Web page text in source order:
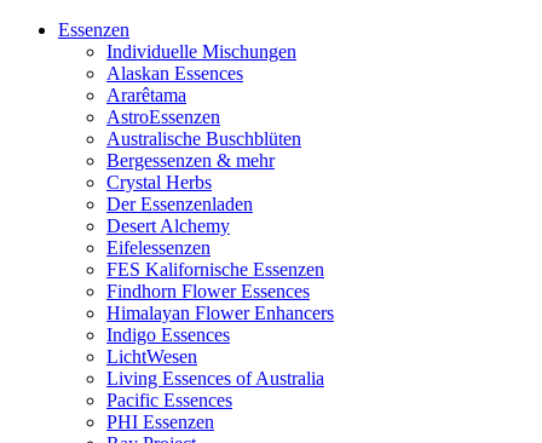
Essenzen
Individuelle Mischungen
Alaskan Essences
Ararêtama
AstroEssenzen
Australische Buschblüten
Bergessenzen & mehr
Crystal Herbs
Der Essenzenladen
Desert Alchemy
Eifelessenzen
FES Kalifornische Essenzen
Findhorn Flower Essences
Himalayan Flower Enhancers
Indigo Essences
LichtWesen
Living Essences of Australia
Pacific Essences
PHI Essenzen